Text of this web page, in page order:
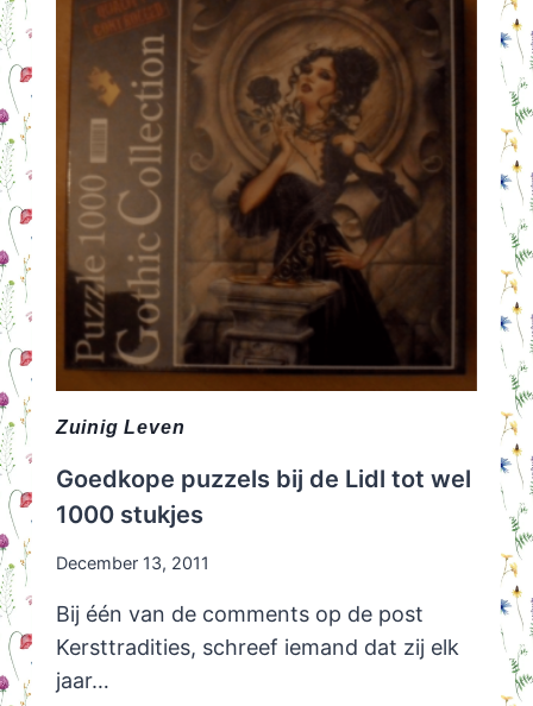
Zuinig Leven
Goedkope puzzels bij de Lidl tot wel
1000 stukjes
December 13, 2011
Bij één van de comments op de post
Kersttradities, schreef iemand dat zij elk
jaar…